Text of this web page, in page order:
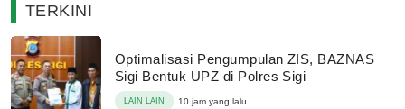
TERKINI
Optimalisasi Pengumpulan ZIS, BAZNAS
Sigi Bentuk UPZ di Polres Sigi
LAIN LAIN 10 jam yang lalu